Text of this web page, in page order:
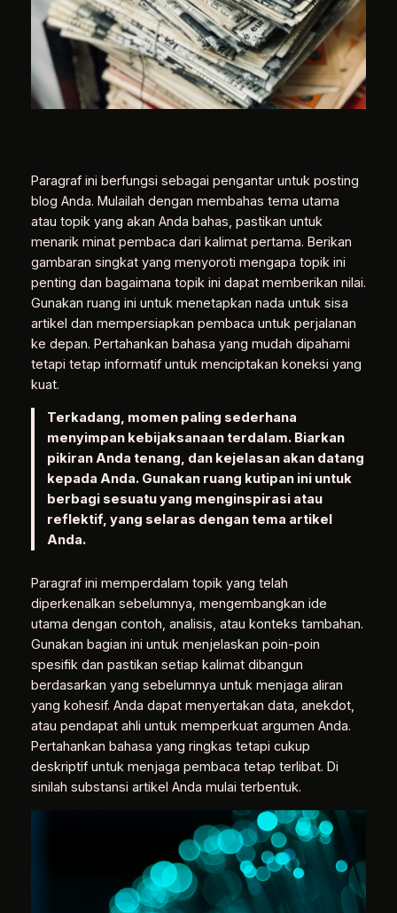
Paragraf ini berfungsi sebagai pengantar untuk posting
blog Anda. Mulailah dengan membahas tema utama
atau topik yang akan Anda bahas, pastikan untuk
menarik minat pembaca dari kalimat pertama. Berikan
gambaran singkat yang menyoroti mengapa topik ini
penting dan bagaimana topik ini dapat memberikan nilai.
Gunakan ruang ini untuk menetapkan nada untuk sisa
artikel dan mempersiapkan pembaca untuk perjalanan
ke depan. Pertahankan bahasa yang mudah dipahami
tetapi tetap informatif untuk menciptakan koneksi yang
kuat.
Terkadang, momen paling sederhana
menyimpan kebijaksanaan terdalam. Biarkan
pikiran Anda tenang, dan kejelasan akan datang
kepada Anda. Gunakan ruang kutipan ini untuk
berbagi sesuatu yang menginspirasi atau
reflektif, yang selaras dengan tema artikel
Anda.
Paragraf ini memperdalam topik yang telah
diperkenalkan sebelumnya, mengembangkan ide
utama dengan contoh, analisis, atau konteks tambahan.
Gunakan bagian ini untuk menjelaskan poin-poin
spesifik dan pastikan setiap kalimat dibangun
berdasarkan yang sebelumnya untuk menjaga aliran
yang kohesif. Anda dapat menyertakan data, anekdot,
atau pendapat ahli untuk memperkuat argumen Anda.
Pertahankan bahasa yang ringkas tetapi cukup
deskriptif untuk menjaga pembaca tetap terlibat. Di
sinilah substansi artikel Anda mulai terbentuk.